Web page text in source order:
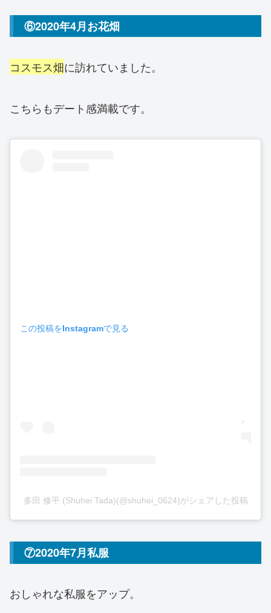
⑥2020年4月お花畑
コスモス畑に訪れていました。
こちらもデート感満載です。
この投稿をInstagramで見る
多田 修平 (Shuhei Tada)(@shuhei_0624)がシェアした投稿
⑦2020年7月私服
おしゃれな私服をアップ。